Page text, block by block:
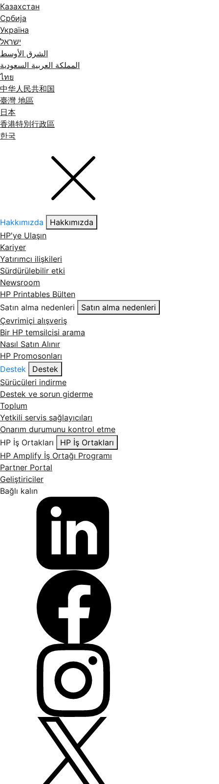
Казахстан
Србија
Україна
ישראל
الشرق الأوسط
المملكة العربية السعودية
ไทย
中华人民共和国
臺灣 地區
日本
香港特別行政區
한국
Hakkımızda
Hakkımızda
HP'ye Ulaşın
Kariyer
Yatırımcı ilişkileri
Sürdürülebilir etki
Newsroom
HP Printables Bülten
Satın alma nedenleri
Satın alma nedenleri
Çevrimiçi alışveriş
Bir HP temsilcisi arama
Nasıl Satın Alınır
HP Promosonları
Destek
Destek
Sürücüleri indirme
Destek ve sorun giderme
Toplum
Yetkili servis sağlayıcıları
Onarım durumunu kontrol etme
HP İş Ortakları
HP İş Ortakları
HP Amplify İş Ortağı Programı
Partner Portal
Geliştiriciler
Bağlı kalın